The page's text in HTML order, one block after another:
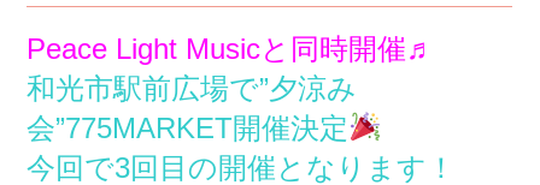
Peace Light Musicと同時開催♬
和光市駅前広場で”夕涼み
会”775MARKET開催決定
今回で3回目の開催となります！